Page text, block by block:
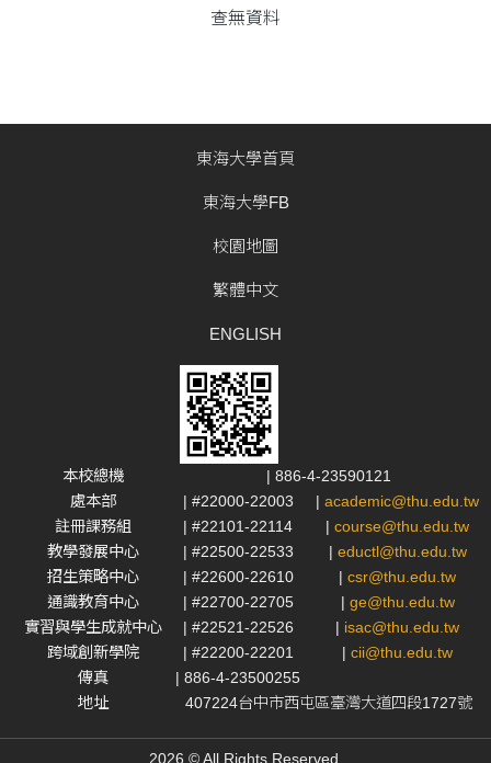
查無資料
東海大學首頁
東海大學FB
校園地圖
繁體中文
ENGLISH
本校總機
| 886-4-23590121
處本部
| #22000-22003 | academic@thu.edu.tw
註冊課務組
| #22101-22114 | course@thu.edu.tw
教學發展中心
| #22500-22533 | eductl@thu.edu.tw
招生策略中心
| #22600-22610 | csr@thu.edu.tw
通識教育中心
| #22700-22705 | ge@thu.edu.tw
實習與學生成就中心
| #22521-22526 | isac@thu.edu.tw
跨域創新學院
| #22200-22201 | cii@thu.edu.tw
傳真
| 886-4-23500255
地址
407224台中市西屯區臺灣大道四段1727號
2026 © All Rights Reserved.